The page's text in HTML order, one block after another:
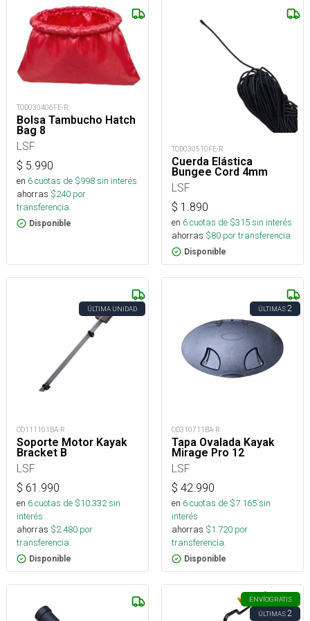
TOD030406FE-R
Bolsa Tambucho Hatch
Bag 8
LSF
$ 5.990
en 6cuotas de $998sin interés
ahorras $240 por
transferencia.
Disponible
TOD030510FE-R
Cuerda Elástica
Bungee Cord 4mm
LSF
$ 1.890
en 6cuotas de $315sin interés
ahorras $80 por transferencia.
Disponible
ÚLTIMA UNIDAD
OD111101BA-R
Soporte Motor Kayak
Bracket B
LSF
$ 61.990
en 6cuotas de $10.332sin
interés
ahorras $2.480 por
transferencia.
Disponible
ÚLTIMAS2
OD310711BA-R
Tapa Ovalada Kayak
Mirage Pro 12
LSF
$ 42.990
en 6cuotas de $7.165sin
interés
ahorras $1.720 por
transferencia.
Disponible
ENVÍOGRATIS
ÚLTIMAS2